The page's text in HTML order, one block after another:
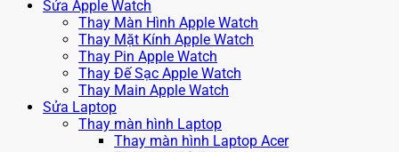
Sửa Apple Watch
Thay Màn Hình Apple Watch
Thay Mặt Kính Apple Watch
Thay Pin Apple Watch
Thay Đế Sạc Apple Watch
Thay Main Apple Watch
Sửa Laptop
Thay màn hình Laptop
Thay màn hình Laptop Acer